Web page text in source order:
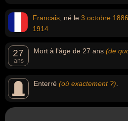
Francais , né le 3 octobre 1886
1914
27
ans
Mort à l'âge de 27 ans (de
Enterré (où exactement ?)